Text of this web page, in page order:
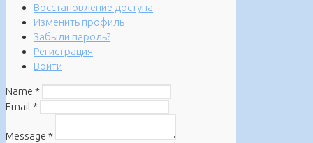
Восстановление доступа
Изменить профиль
Забыли пароль?
Регистрация
Войти
Name *
Email *
Message *